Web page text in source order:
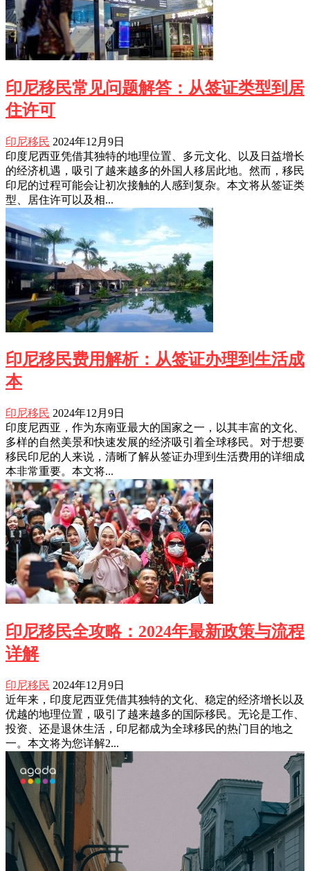
印尼移民常见问题解答：从签证类型到居
住许可
印尼移民 2024年12月9日
印度尼西亚凭借其独特的地理位置、多元文化、以及日益增长
的经济机遇，吸引了越来越多的外国人移居此地。然而，移民
印尼的过程可能会让初次接触的人感到复杂。本文将从签证类
型、居住许可以及相...
印尼移民费用解析：从签证办理到生活成
本
印尼移民 2024年12月9日
印度尼西亚，作为东南亚最大的国家之一，以其丰富的文化、
多样的自然美景和快速发展的经济吸引着全球移民。对于想要
移民印尼的人来说，清晰了解从签证办理到生活费用的详细成
本非常重要。本文将...
印尼移民全攻略：2024年最新政策与流程
详解
印尼移民 2024年12月9日
近年来，印度尼西亚凭借其独特的文化、稳定的经济增长以及
优越的地理位置，吸引了越来越多的国际移民。无论是工作、
投资、还是退休生活，印尼都成为全球移民的热门目的地之
一。本文将为您详解2...